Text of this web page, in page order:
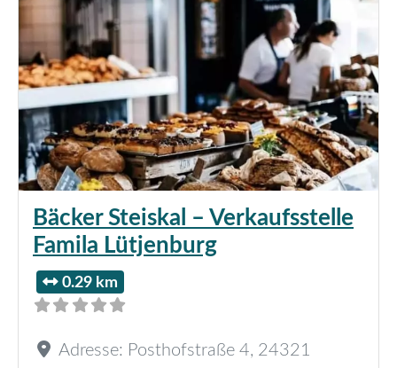
Bäcker Steiskal – Verkaufsstelle
Famila Lütjenburg
0.29 km
Adresse: Posthofstraße 4, 24321